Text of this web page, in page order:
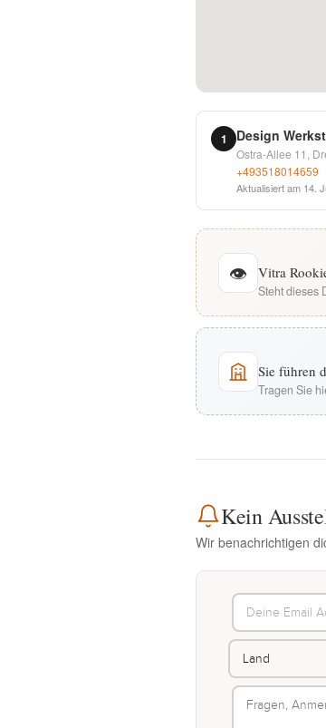
1 Design
Ostra-Allee 11,
+493518014659
Aktualisiert am 14.
👁 Vitra
Steht dieses
Sie führen
Tragen Sie
Kein
Wir benachrichtigen